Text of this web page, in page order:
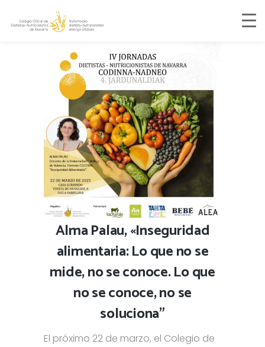
Alma Palau, «Inseguridad
alimentaria: Lo que no se
mide, no se conoce. Lo que
no se conoce, no se
soluciona”
El próximo 22 de marzo, el Colegio de